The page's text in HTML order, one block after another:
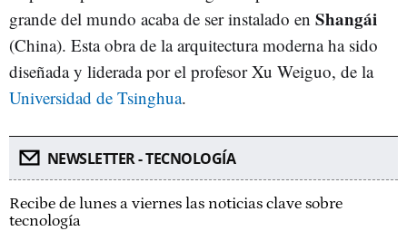
grande del mundo acaba de ser instalado en Shangái
(China). Esta obra de la arquitectura moderna ha sido
diseñada y liderada por el profesor Xu Weiguo, de la
Universidad de Tsinghua.
NEWSLETTER - TECNOLOGÍA
Recibe de lunes a viernes las noticias clave sobre
tecnología